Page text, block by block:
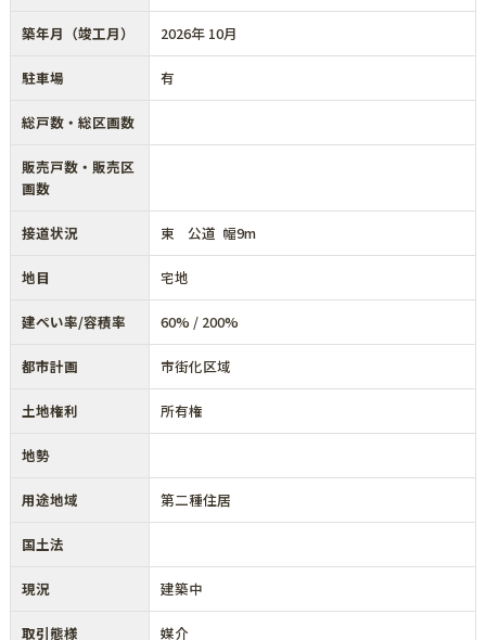
築年月（竣工月） 2026年 10月
駐車場 有
総戸数・総区画数
販売戸数・販売区
画数
接道状況 東 公道 幅9m
地目 宅地
建ぺい率/容積率 60% / 200%
都市計画 市街化区域
土地権利 所有権
地勢
用途地域 第二種住居
国土法
現況 建築中
取引態様 媒介